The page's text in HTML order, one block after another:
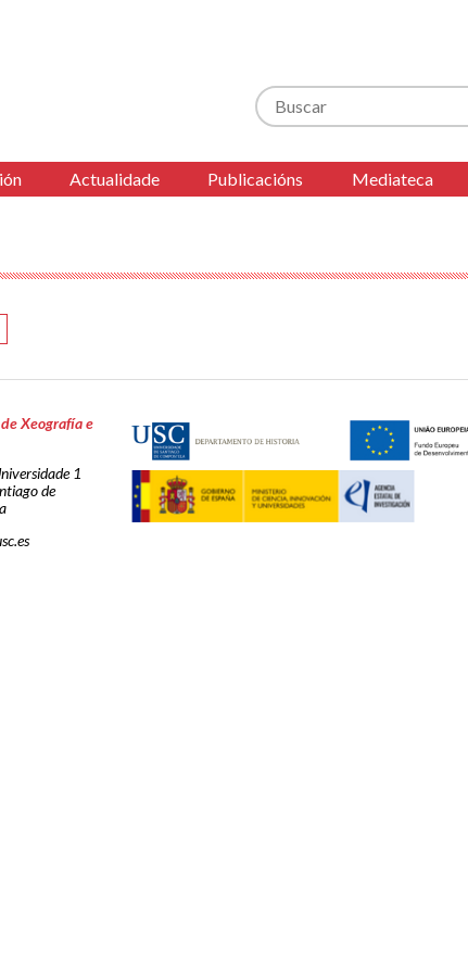
Buscar
Actualidade Publicacións Mediateca
Xeografía e
1
de